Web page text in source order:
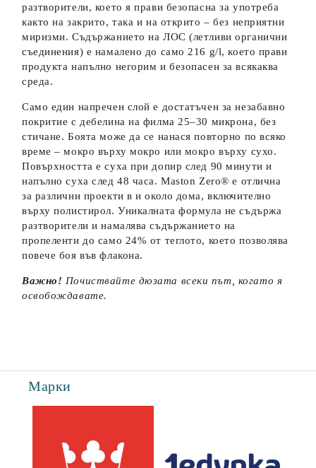
разтворители, което я прави безопасна за употреба
както на закрито, така и на открито – без неприятни
миризми. Съдържанието на ЛОС (летливи органични
съединения) е намалено до само 216 g/l, което прави
продукта напълно негорим и безопасен за всякаква
среда.
Само един напречен слой е достатъчен за незабавно
покритие с дебелина на филма 25–30 микрона, без
стичане. Боята може да се нанася повторно по всяко
време – мокро върху мокро или мокро върху сухо.
Повърхността е суха при допир след 90 минути и
напълно суха след 48 часа. Maston Zero® е отлична
за различни проекти в и около дома, включително
върху полистирол. Уникалната формула не съдържа
разтворители и намалява съдържанието на
пропеленти до само 24% от теглото, което позволява
повече боя във флакона.
Важно! Почиствайте дюзата всеки път, когато я
освобождавате.
Марки